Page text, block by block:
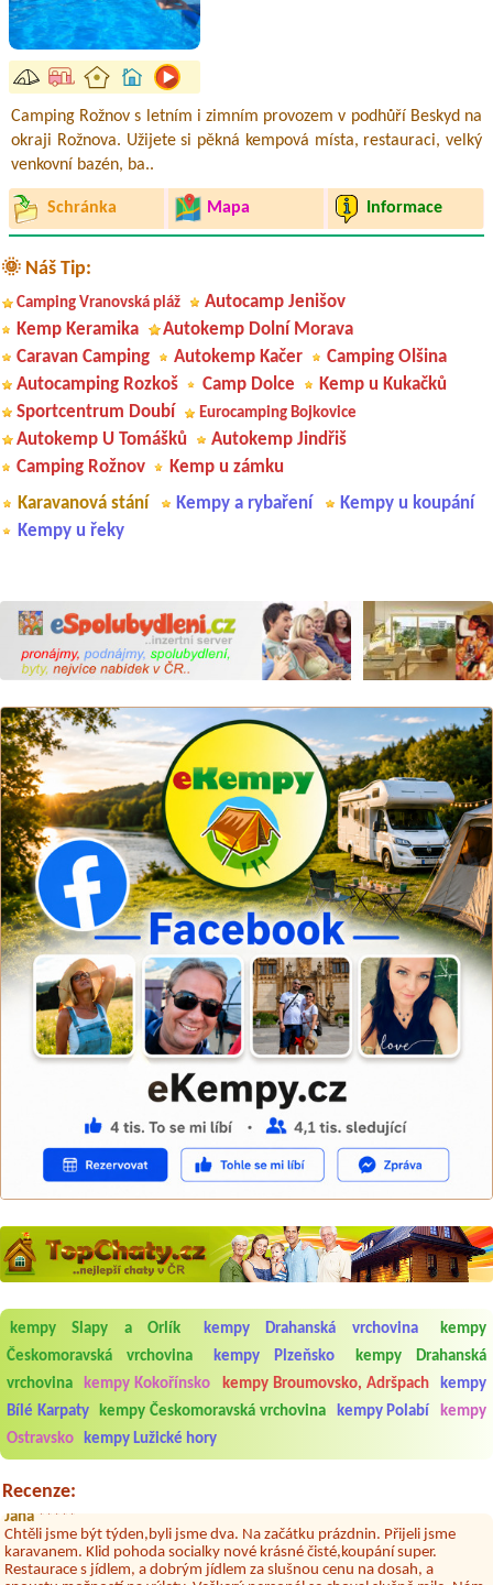
Camping Rožnov s letním i zimním provozem v podhůří Beskyd na
okraji Rožnova. Užijete si pěkná kempová místa, restauraci, velký
venkovní bazén, ba..
Schránka Mapa Informace
🌞 Náš Tip:
Camping Vranovská pláž
Autocamp Jenišov
Kemp Keramika
Autokemp Dolní Morava
Caravan Camping
Autokemp Kačer
Camping Olšina
Autocamping Rozkoš
Camp Dolce
Kemp u Kukačků
Sportcentrum Doubí
Eurocamping Bojkovice
Autokemp U Tomášků
Autokemp Jindřiš
Camping Rožnov
Kemp u zámku
Karavanová stání
Kempy a rybaření
Kempy u koupání
Kempy u řeky
kempy Slapy a Orlík kempy Drahanská vrchovina
kempy
Českomoravská vrchovina
kempy Plzeňsko
kempy Drahanská
vrchovina
kempy Kokořínsko kempy Broumovsko, Adršpach
kempy
Bílé Karpaty
kempy Českomoravská vrchovina kempy Polabí
kempy
Ostravsko
kempy Lužické hory
Recenze:
Aneta Melicharová***
Byli jsme zde v týdnu od 25.7. do 1.8. 2026. Kemp jako takový je pěkný.
V umývárně i na WC bylo vždy čisto, doplněný papír i utěrky, což při
množství návštěvníků není samozřejmost. V kempu je obchod a
restaurace, kebab a další občerstvení. Co nás ale velice zklamalo byl
celodenní hluk z repráků u stanů a absolutní bezohlednost ostatních
Chtěli jsme být týden,byli jsme dva. Na začátku prázdnin. Přijeli jsme
karavanem. Klid pohoda socialky nové krásné čisté,koupání super.
Restaurace s jídlem, a dobrým jídlem za slušnou cenu na dosah, a
spoustu možností na výlety. Veškerý personál se choval slušně mile. Nám